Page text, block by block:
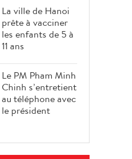
La ville de Hanoi
prête à vacciner
les enfants de 5 à
11 ans
Le PM Pham Minh
Chinh s’entretient
au téléphone avec
le président